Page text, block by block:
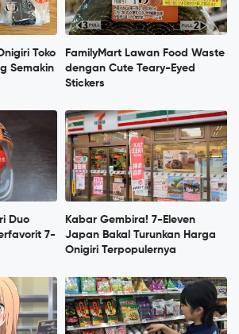
Toko
Semakin
FamilyMart Lawan Food Waste
dengan Cute Teary-Eyed
Stickers
Duo
7-
Kabar Gembira! 7-Eleven
Japan Bakal Turunkan Harga
Onigiri Terpopulernya